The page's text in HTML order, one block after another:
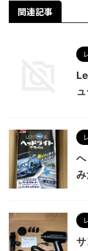
関連記事
み